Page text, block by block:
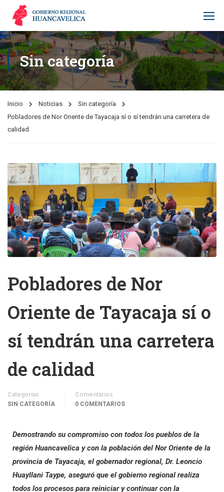
Sin categoría
Inicio Noticias
Sin categoría
Pobladores de Nor Oriente de Tayacaja sí o sí tendrán una carretera de
calidad
Pobladores de Nor
Oriente de Tayacaja sí o
sí tendrán una carretera
de calidad
Categorías
SIN CATEGORÍA
Comentarios
0 COMENTARIOS
Demostrando su compromiso con todos los pueblos de la
región Huancavelica y con la población del Nor Oriente de la
provincia de Tayacaja, el gobernador regional, Dr. Leoncio
Huayllani Taype, aseguró que el gobierno regional realiza
todos los procesos para reiniciar y continuar con la